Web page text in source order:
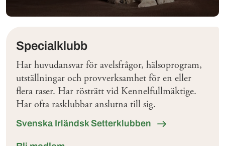
Specialklubb
Har huvudansvar för avelsfrågor, hälsoprogram,
utställningar och provverksamhet för en eller
flera raser. Har rösträtt vid Kennelfullmäktige.
Har ofta rasklubbar anslutna till sig.
Svenska Irländsk Setterklubben